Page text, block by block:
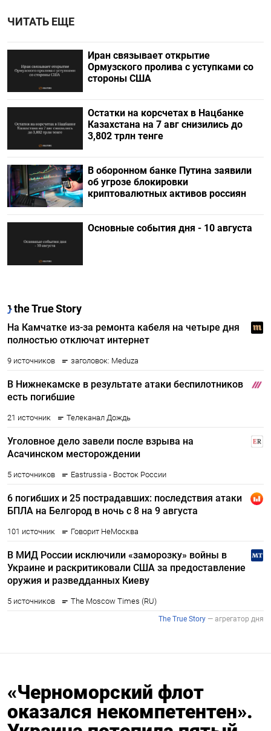
ЧИТАТЬ ЕЩЕ
Иран связывает открытие
Ормузского пролива с уступками со
стороны США
Остатки на корсчетах в Нацбанке
Казахстана на 7 авг снизились до
3,802 трлн тенге
В оборонном банке Путина заявили
об угрозе блокировки
криптовалютных активов россиян
Основные события дня - 10 августа
«Черноморский флот
оказался некомпетентен».